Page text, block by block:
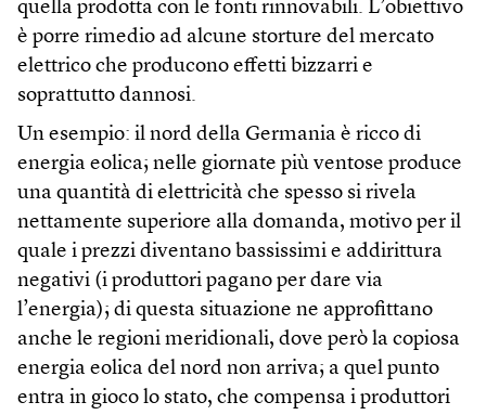
quella prodotta con le fonti rinnovabili. L’obiettivo
è porre rimedio ad alcune storture del mercato
elettrico che producono effetti bizzarri e
soprattutto dannosi.
Un esempio: il nord della Germania è ricco di
energia eolica; nelle giornate più ventose produce
una quantità di elettricità che spesso si rivela
nettamente superiore alla domanda, motivo per il
quale i prezzi diventano bassissimi e addirittura
negativi (i produttori pagano per dare via
l’energia); di questa situazione ne approfittano
anche le regioni meridionali, dove però la copiosa
energia eolica del nord non arriva; a quel punto
entra in gioco lo stato, che compensa i produttori